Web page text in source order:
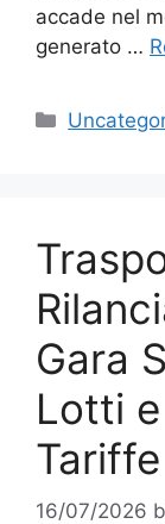
accade nel
generato …
Gara
Lotti e
Tariffe
16/07/2026